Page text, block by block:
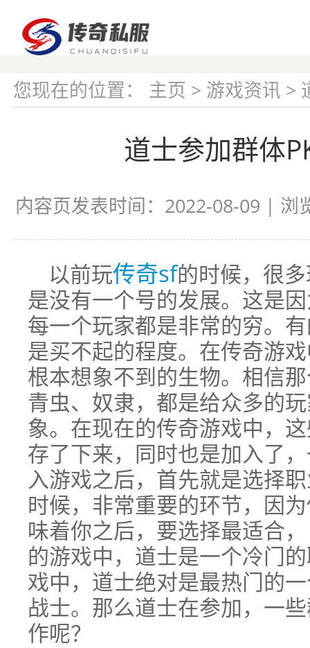
您现在的位置： 主页 > 游戏资讯 >
道士参加群体
内容页发表时间：2022-08-09 | 浏
以前玩传奇sf的时候，很
是没有一个号的发展。这是
每一个玩家都是非常的穷。
是买不起的程度。在传奇游
根本想象不到的生物。相信
青虫、奴隶，都是给众多的
象。在现在的传奇游戏中，
存了下来，同时也是加入了
入游戏之后，首先就是选择
时候，非常重要的环节，因
味着你之后，要选择最适合
的游戏中，道士是一个冷门
戏中，道士绝对是最热门的
战士。那么道士在参加，一
作呢？